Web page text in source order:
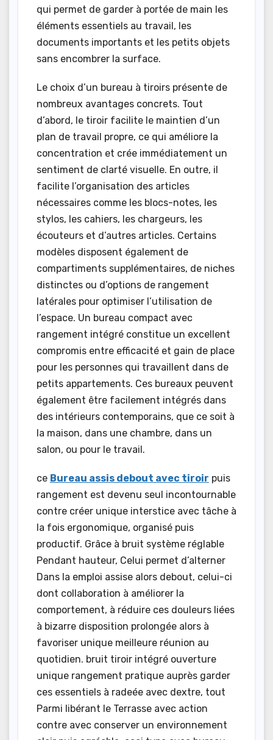
qui permet de garder à portée de main les
éléments essentiels au travail, les
documents importants et les petits objets
sans encombrer la surface.
Le choix d’un bureau à tiroirs présente de
nombreux avantages concrets. Tout
d’abord, le tiroir facilite le maintien d’un
plan de travail propre, ce qui améliore la
concentration et crée immédiatement un
sentiment de clarté visuelle. En outre, il
facilite l’organisation des articles
nécessaires comme les blocs-notes, les
stylos, les cahiers, les chargeurs, les
écouteurs et d’autres articles. Certains
modèles disposent également de
compartiments supplémentaires, de niches
distinctes ou d’options de rangement
latérales pour optimiser l’utilisation de
l’espace. Un bureau compact avec
rangement intégré constitue un excellent
compromis entre efficacité et gain de place
pour les personnes qui travaillent dans de
petits appartements. Ces bureaux peuvent
également être facilement intégrés dans
des intérieurs contemporains, que ce soit à
la maison, dans une chambre, dans un
salon, ou pour le travail.
ce Bureau assis debout avec tiroir puis
rangement est devenu seul incontournable
contre créer unique interstice avec tâche à
la fois ergonomique, organisé puis
productif. Grâce à bruit système réglable
Pendant hauteur, Celui permet d’alterner
Dans la emploi assise alors debout, celui-ci
dont collaboration à améliorer la
comportement, à réduire ces douleurs liées
à bizarre disposition prolongée alors à
favoriser unique meilleure réunion au
quotidien. bruit tiroir intégré ouverture
unique rangement pratique auprès garder
ces essentiels à radeée avec dextre, tout
Parmi libérant le Terrasse avec action
contre avec conserver un environnement